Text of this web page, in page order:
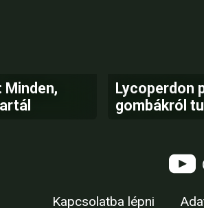
Minden,
Lycoperdon
gombákról
Kapcsolatba lépni